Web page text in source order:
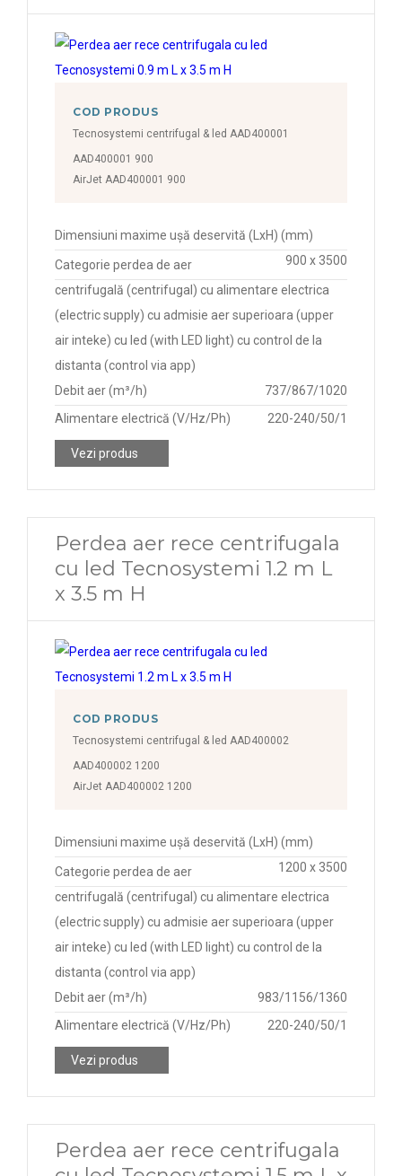
COD PRODUS
Tecnosystemi centrifugal & led AAD400001
AAD400001 900
AirJet AAD400001 900
Dimensiuni maxime ușă deservită (LxH) (mm)
900 x 3500
Categorie perdea de aer
centrifugală (centrifugal) cu alimentare electrica
(electric supply) cu admisie aer superioara (upper
air inteke) cu led (with LED light) cu control de la
distanta (control via app)
Debit aer (m³/h)
737/867/1020
Alimentare electrică (V/Hz/Ph)
220-240/50/1
Vezi produs
Perdea aer rece centrifugala
cu led Tecnosystemi 1.2 m L
x 3.5 m H
COD PRODUS
Tecnosystemi centrifugal & led AAD400002
AAD400002 1200
AirJet AAD400002 1200
Dimensiuni maxime ușă deservită (LxH) (mm)
1200 x 3500
Categorie perdea de aer
centrifugală (centrifugal) cu alimentare electrica
(electric supply) cu admisie aer superioara (upper
air inteke) cu led (with LED light) cu control de la
distanta (control via app)
Debit aer (m³/h)
983/1156/1360
Alimentare electrică (V/Hz/Ph)
220-240/50/1
Vezi produs
Perdea aer rece centrifugala